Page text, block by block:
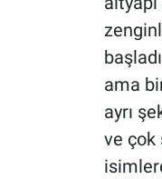
ama
ayrı
ve çok